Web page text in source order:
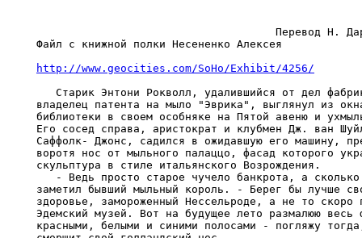
Перевод Н.